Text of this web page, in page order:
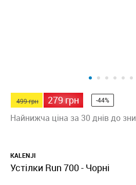
499 грн 279 грн -44%
Найнижча ціна за 30 днів до
KALENJI
Устілки Run 700 - Чорні